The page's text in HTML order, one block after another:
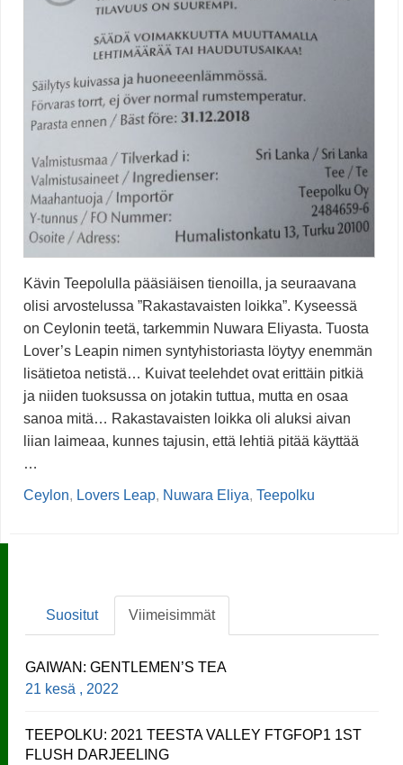
Kävin Teepolulla pääsiäisen tienoilla, ja seuraavana
olisi arvostelussa ”Rakastavaisten loikka”. Kyseessä
on Ceylonin teetä, tarkemmin Nuwara Eliyasta. Tuosta
Lover’s Leapin nimen syntyhistoriasta löytyy enemmän
lisätietoa netistä… Kuivat teelehdet ovat erittäin pitkiä
ja niiden tuoksussa on jotakin tuttua, mutta en osaa
sanoa mitä… Rakastavaisten loikka oli aluksi aivan
liian laimeaa, kunnes tajusin, että lehtiä pitää käyttää
…
Ceylon, Lovers Leap, Nuwara Eliya, Teepolku
Suositut Viimeisimmät
GAIWAN: GENTLEMEN’S TEA
21 kesä , 2022
TEEPOLKU: 2021 TEESTA VALLEY FTGFOP1 1ST
FLUSH DARJEELING